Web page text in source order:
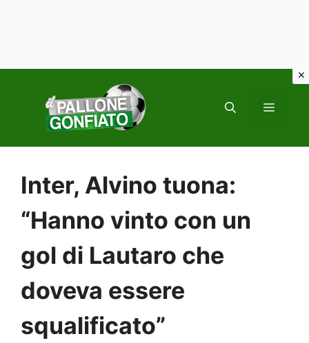
contenuto
MENU
Inter, Alvino tuona:
“Hanno vinto con un
gol di Lautaro che
doveva essere
squalificato”